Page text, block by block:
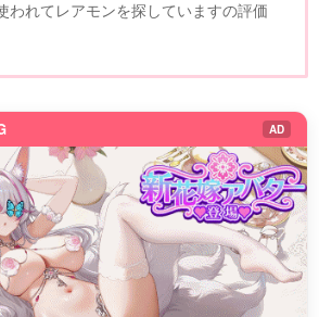
われてレアモンを探していますの評価
AD